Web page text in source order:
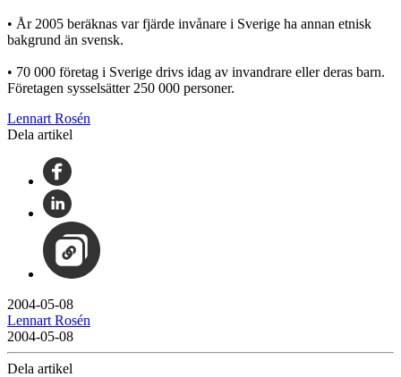
• År 2005 beräknas var fjärde invånare i Sverige ha annan etnisk
bakgrund än svensk.
• 70 000 företag i Sverige drivs idag av invandrare eller deras barn.
Företagen sysselsätter 250 000 personer.
Lennart Rosén
Dela artikel
2004-05-08
Lennart Rosén
2004-05-08
Dela artikel